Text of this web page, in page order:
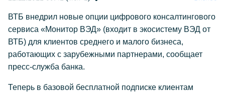
ВТБ внедрил новые опции цифрового консалтингового
сервиса «Монитор ВЭД» (входит в экосистему ВЭД от
ВТБ) для клиентов среднего и малого бизнеса,
работающих с зарубежными партнерами, сообщает
пресс-служба банка.
Теперь в базовой бесплатной подписке клиентам